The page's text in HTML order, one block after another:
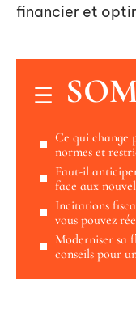
financier et
Ce qui change
normes et
Faut-il
face aux
Incitations
vous pouvez
Moderniser sa
conseils pour